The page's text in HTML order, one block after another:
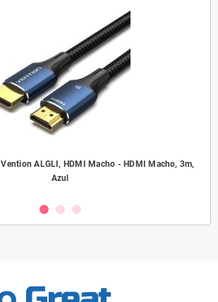
ALGLI, HDMI Macho - HDMI Macho, 3m,
Azul